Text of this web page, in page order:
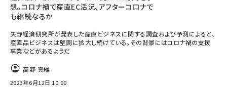
想。コロナ禍で産直EC活況、アフターコロナで
も継続なるか
矢野経済研究所が発表した産直ビジネスに関する調査および予測によると、
産直品ビジネスは堅調に拡大し続けている。その背景にはコロナ禍の支援
事業などがあるようだ
高野 真維
2023年6月12日 10:00